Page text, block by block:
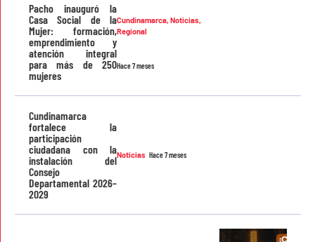
Cundinamarca,Noticias,
Regional
Hace 7 meses
Pacho inauguró la
Casa Social de la
Mujer: formación,
emprendimiento y
atención integral
para más de 250
mujeres
Noticias Hace 7 meses
Cundinamarca
fortalece la
participación
ciudadana con la
instalación del
Consejo
Departamental 2026–
2029